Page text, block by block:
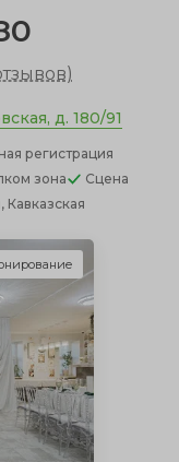
)
д. 180/91
регистрация
зона
Сцена
Кавказская